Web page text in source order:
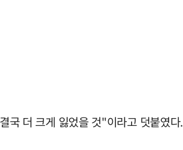
국 더 크게 잃었을 것"이라고 덧붙였다.